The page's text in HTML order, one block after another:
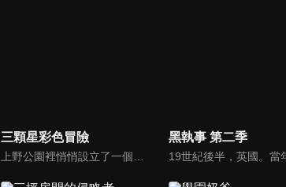
三顆星彩色冒險
上野公園裡悄悄設立了一個總部。那裡有三個國小女生——！沒錯，她們正是守護上野的正義團隊「COLORS」！結衣、小幸、琴葉三個人，今天也為了守護和平的上野的和平，日夜（騙人，只到傍晚）在大街小巷來回奔走！
黑執事 第二季